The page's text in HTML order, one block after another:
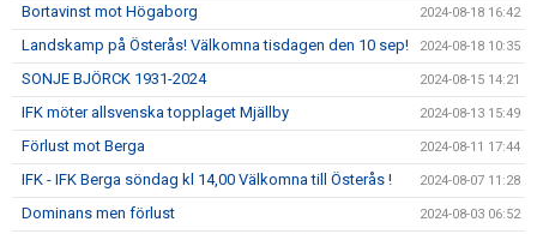
Bortavinst mot Högaborg 2024-08-18 16:42
Landskamp på Österås! Välkomna tisdagen den 10 sep! 2024-08-18 10:35
SONJE BJÖRCK 1931-2024 2024-08-15 14:21
IFK möter allsvenska topplaget Mjällby 2024-08-13 15:49
Förlust mot Berga 2024-08-11 17:44
IFK - IFK Berga söndag kl 14,00 Välkomna till Österås ! 2024-08-07 11:28
Dominans men förlust 2024-08-03 06:52